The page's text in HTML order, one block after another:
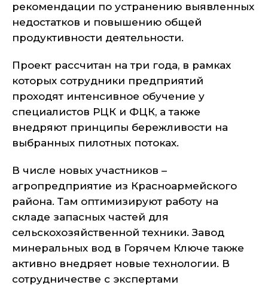
рекомендации по устранению выявленных
недостатков и повышению общей
продуктивности деятельности.
Проект рассчитан на три года, в рамках
которых сотрудники предприятий
проходят интенсивное обучение у
специалистов РЦК и ФЦК, а также
внедряют принципы бережливости на
выбранных пилотных потоках.
В числе новых участников –
агропредприятие из Красноармейского
района. Там оптимизируют работу на
складе запасных частей для
сельскохозяйственной техники. Завод
минеральных вод в Горячем Ключе также
активно внедряет новые технологии. В
сотрудничестве с экспертами